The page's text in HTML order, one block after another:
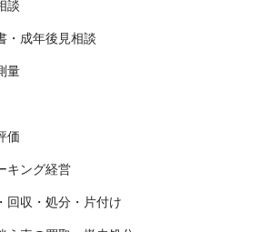
談
・成年後見相談
量
価
キング経営
回収・処分・片付け